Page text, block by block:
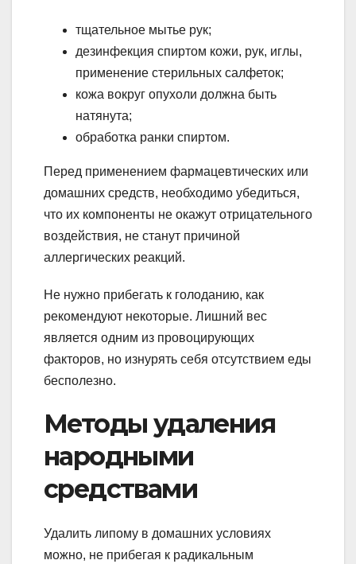
тщательное мытье рук;
дезинфекция спиртом кожи, рук, иглы,
применение стерильных салфеток;
кожа вокруг опухоли должна быть
натянута;
обработка ранки спиртом.
Перед применением фармацевтических или
домашних средств, необходимо убедиться,
что их компоненты не окажут отрицательного
воздействия, не станут причиной
аллергических реакций.
Не нужно прибегать к голоданию, как
рекомендуют некоторые. Лишний вес
является одним из провоцирующих
факторов, но изнурять себя отсутствием еды
бесполезно.
Методы удаления
народными
средствами
Удалить липому в домашних условиях
можно, не прибегая к радикальным